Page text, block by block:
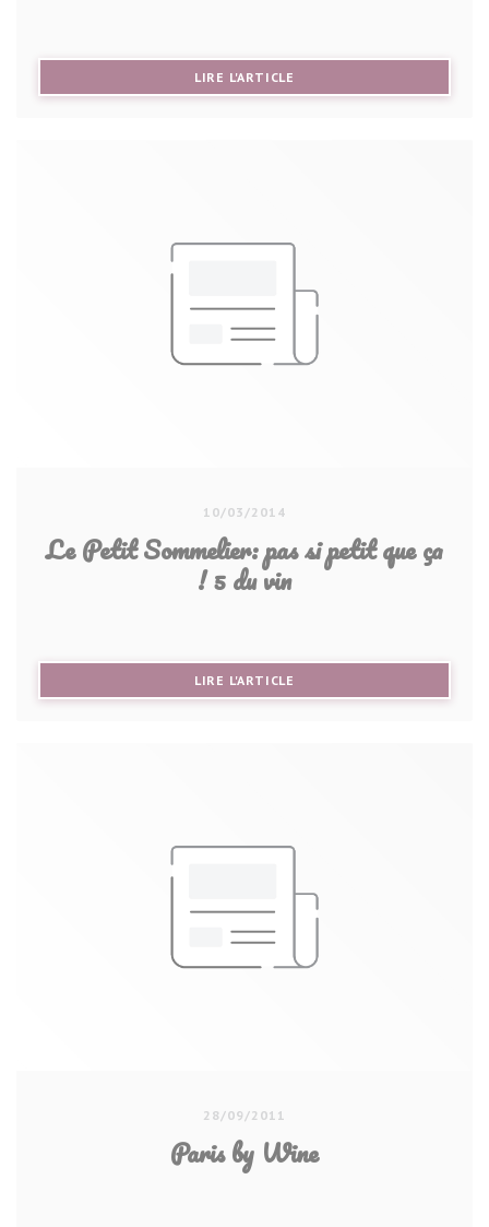
LIRE L'ARTICLE
10/03/2014
Le Petit Sommelier: pas si petit que ça
! 5 du vin
LIRE L'ARTICLE
28/09/2011
Paris by Wine